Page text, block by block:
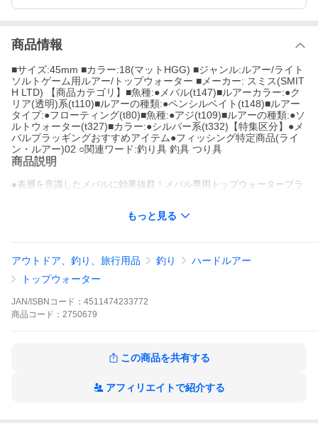
商品情報
■サイズ:45mm ■カラー:18(マットHGG) ■ジャンル:ルアー/ライト
ソルトゲーム用ルアー/トップウォーター ■メーカー: スミス(SMIT
H LTD) 【商品カテゴリ】■魚種:●メバル(t147)■ルアーカラー:●ク
リア(透明)系(t110)■ルアーの種類:●ペンシルベイト(t148)■ルアー
タイプ:●フローティング(t80)■魚種:●アジ(t109)■ルアーの種類:●ソ
ルトウォーター(t327)■カラー:●シルバー系(t332)【特集区分】●メ
バルプラッギングおすすめアイテム●フィッシング特定商品(ライ
ン・ルアー)02 ○関連ワード:釣り具 釣具 つり具
商品説明
●表層を意識したメバルに効果抜群！メバル専用トップウォータープラ
「浮き姿勢」で、、水平浮きが絶対条件となります。その理由は、潮流
る機能をプラス。小さなボディーに実戦要素を凝縮した本格派メバル専
●ナチュラルドリフトで魚に違和感を与えず、バイト数に差を付ける水
着し、ビッグアイをセットしたボディーは愛らしい上に、動かせばしっ
かりと機能します。同サイズのトップウォータープラグと比較して群を
もっと見る
アウトドア、釣り、旅行用品 釣り
ハードルアー
トップウォーター
JAN/ISBNコード： 4511474233772
商品 コード： 2750679
この商品を共有する
アフィリエイトで紹介する